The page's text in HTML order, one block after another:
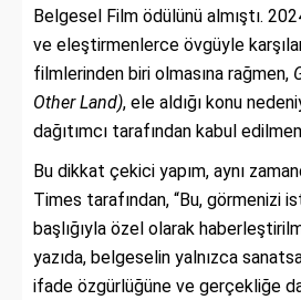
Belgesel Film ödülünü almıştı.
ve eleştirmenlerce övgüyle
filmlerinden biri olmasına rağmen,
Other Land), ele aldığı konu
dağıtımcı tarafından kabul
Bu dikkat çekici yapım, aynı
Times tarafından, “Bu, görmenizi
başlığıyla özel olarak
yazıda, belgeselin yalnızca
ifade özgürlüğüne ve gerçekliğe